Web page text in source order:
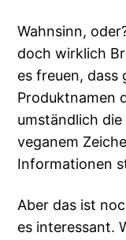
Wahnsinn,
doch wirklich
es freuen, dass
Produktnamen
umständlich
veganem
Informationen
Aber das ist
es interessant.